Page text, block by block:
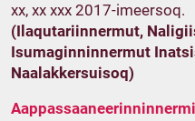
xx, xx xxx 2017-imeersoq.
(Ilaqutariinnermut,
Isumaginninnermut
Naalakkersuisoq)